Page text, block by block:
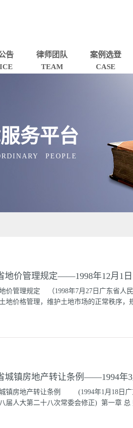
告 律师团队
TEAM
案例选登
CASE
务平台
PEOPLE
地价管理规定——1998年12月1日
价管理规定 （1998年7月27日广东省人
地价格管理，维护土地市场的正常秩序，
易地价是土地使用权转让双方，按照一定
内出让国有土地使用权、从事土地开发
同物价管理部门负责本规定的实施。 ...
城镇房地产转让条例——1994年
镇房地产转让条例 (1994年1月18日广
届人大第二十八次常委会修正) 第一章 总